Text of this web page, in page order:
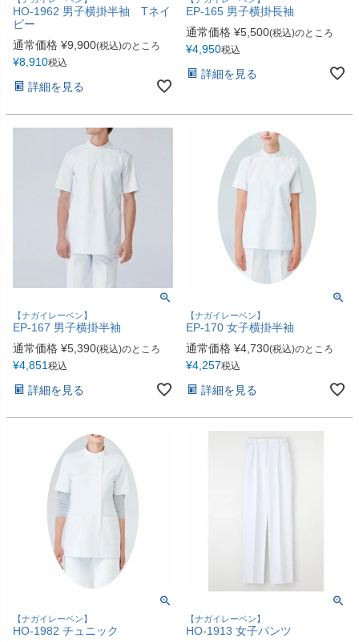
HO-1962 男子横掛半袖 Tネイ
ビー
通常価格 ¥9,900(税込)のところ
¥8,910税込
詳細を見る
EP-165 男子横掛長袖
通常価格 ¥5,500(税込)のところ
¥4,950税込
詳細を見る
【ナガイレーベン】
EP-167 男子横掛半袖
通常価格 ¥5,390(税込)のところ
¥4,851 税込
詳細を見る
【ナガイレーベン】
EP-170 女子横掛半袖
通常価格 ¥4,730(税込)のところ
¥4,257税込
詳細を見る
【ナガイレーベン】
HO-1982 チュニック
【ナガイレーベン】
HO-1913 女子パンツ